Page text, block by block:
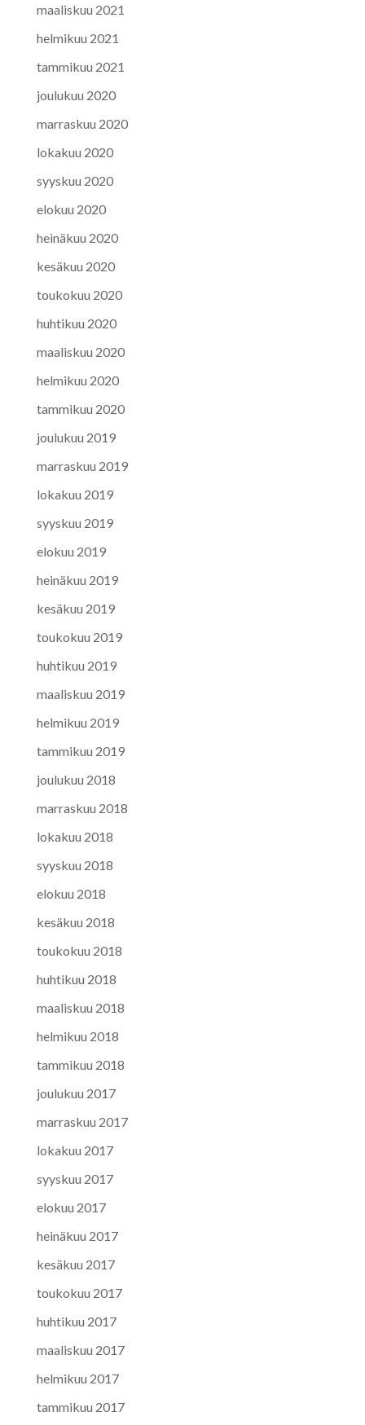
maaliskuu 2021
helmikuu 2021
tammikuu 2021
joulukuu 2020
marraskuu 2020
lokakuu 2020
syyskuu 2020
elokuu 2020
heinäkuu 2020
kesäkuu 2020
toukokuu 2020
huhtikuu 2020
maaliskuu 2020
helmikuu 2020
tammikuu 2020
joulukuu 2019
marraskuu 2019
lokakuu 2019
syyskuu 2019
elokuu 2019
heinäkuu 2019
kesäkuu 2019
toukokuu 2019
huhtikuu 2019
maaliskuu 2019
helmikuu 2019
tammikuu 2019
joulukuu 2018
marraskuu 2018
lokakuu 2018
syyskuu 2018
elokuu 2018
kesäkuu 2018
toukokuu 2018
huhtikuu 2018
maaliskuu 2018
helmikuu 2018
tammikuu 2018
joulukuu 2017
marraskuu 2017
lokakuu 2017
syyskuu 2017
elokuu 2017
heinäkuu 2017
kesäkuu 2017
toukokuu 2017
huhtikuu 2017
maaliskuu 2017
helmikuu 2017
tammikuu 2017